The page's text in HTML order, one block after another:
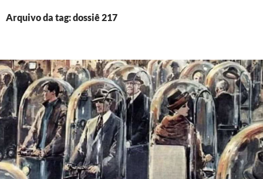
Arquivo da tag: dossiê 217